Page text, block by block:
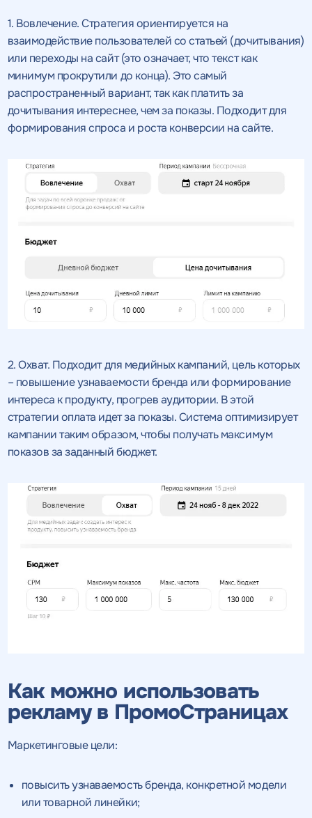
1. Вовлечение. Стратегия ориентируется на
взаимодействие пользователей со статьей (дочитывания)
или переходы на сайт (это означает, что текст как
минимум прокрутили до конца). Это самый
распространенный вариант, так как платить за
дочитывания интереснее, чем за показы. Подходит для
формирования спроса и роста конверсии на сайте.
2. Охват. Подходит для медийных кампаний, цель которых
– повышение узнаваемости бренда или формирование
интереса к продукту, прогрев аудитории. В этой
стратегии оплата идет за показы. Система оптимизирует
кампании таким образом, чтобы получать максимум
показов за заданный бюджет.
Как можно использовать
рекламу в ПромоСтраницах
Маркетинговые цели:
повысить узнаваемость бренда, конкретной модели
или товарной линейки;